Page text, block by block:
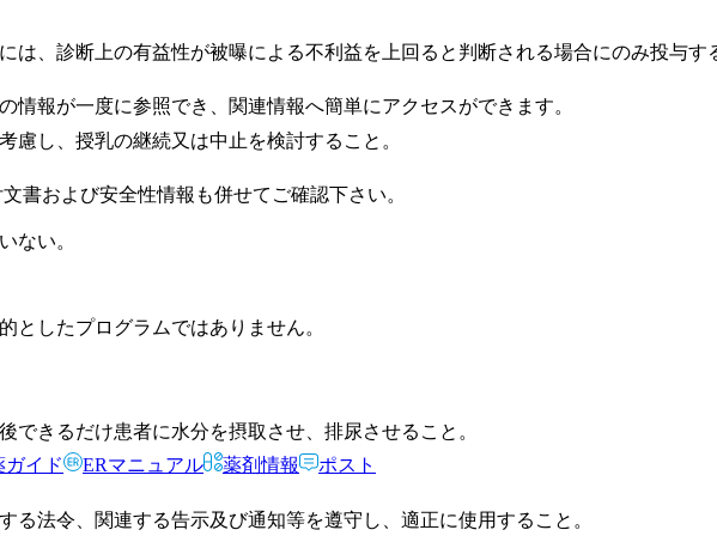
は、診断上の有益性が被曝による不利益を上回ると判断される場合にのみ投与す
慮し、授乳の継続又は中止を検討すること。
ない。
できるだけ患者に水分を摂取させ、排尿させること。
る法令、関連する告示及び通知等を遵守し、適正に使用すること。
情報が一度に参照でき、関連情報へ簡単にアクセスができます。
書および安全性情報も併せてご確認下さい。
したプログラムではありません。
ガイド ERマニュアル 薬剤情報 ポスト